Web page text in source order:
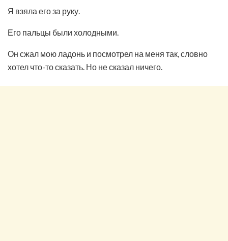
Я взяла его за руку.
Его пальцы были холодными.
Он сжал мою ладонь и посмотрел на меня так, словно
хотел что-то сказать. Но не сказал ничего.